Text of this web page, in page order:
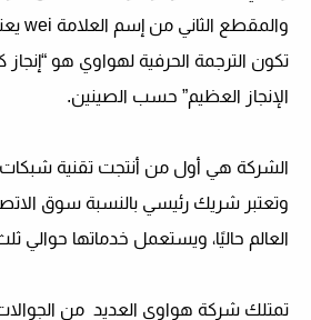
والمقطع الثاني من إسم العلامة wei
تكون الترجمة الحرفية لهواوي هو “إنجاز
الإنجاز العظيم” حسب الصينين.
الشركة هي أول من أنتجت تقنية شبكات
وتعتبر شريك رئيسي بالنسبة سوق
العالم حاليًا، ويستعمل خدماتها حوالي
تمتلك شركة هواوي العديد من الجوالات